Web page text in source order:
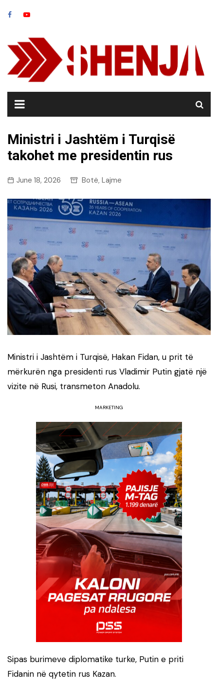
Ministri i Jashtëm i Turqisë
takohet me presidentin rus
June 18, 2026 Botë, Lajme
Ministri i Jashtëm i Turqisë, Hakan Fidan, u prit të
mërkurën nga presidenti rus Vladimir Putin gjatë një
vizite në Rusi, transmeton Anadolu.
MARKETING
Sipas burimeve diplomatike turke, Putin e priti
Fidanin në qytetin rus Kazan.